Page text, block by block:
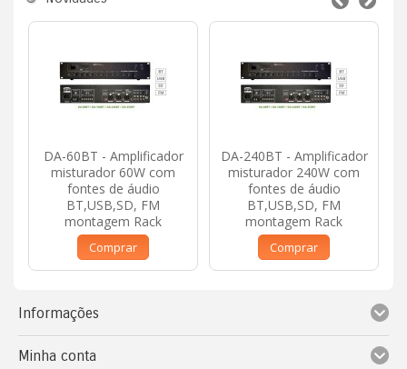
DA-60BT - Amplificador
misturador 60W com
fontes de áudio
BT,USB,SD, FM
montagem Rack
Comprar
DA-240BT - Amplificador
misturador 240W com
fontes de áudio
BT,USB,SD, FM
montagem Rack
Comprar
Informações
Minha conta